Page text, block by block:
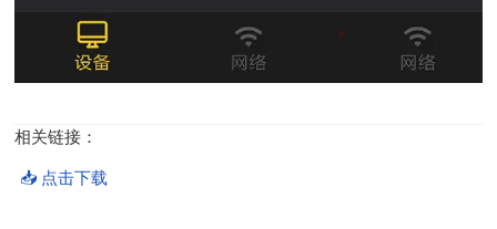
相关链接：
📥 点击下载